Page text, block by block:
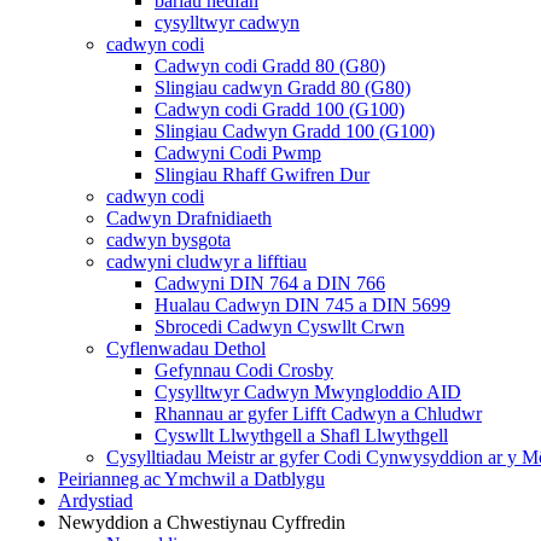
cysylltwyr cadwyn
cadwyn codi
Cadwyn codi Gradd 80 (G80)
Slingiau cadwyn Gradd 80 (G80)
Cadwyn codi Gradd 100 (G100)
Slingiau Cadwyn Gradd 100 (G100)
Cadwyni Codi Pwmp
Slingiau Rhaff Gwifren Dur
cadwyn codi
Cadwyn Drafnidiaeth
cadwyn bysgota
cadwyni cludwyr a lifftiau
Cadwyni DIN 764 a DIN 766
Hualau Cadwyn DIN 745 a DIN 5699
Sbrocedi Cadwyn Cyswllt Crwn
Cyflenwadau Dethol
Gefynnau Codi Crosby
Cysylltwyr Cadwyn Mwyngloddio AID
Rhannau ar gyfer Lifft Cadwyn a Chludwr
Cyswllt Llwythgell a Shafl Llwythgell
Cysylltiadau Meistr ar gyfer Codi Cynwysyddion ar y
Peirianneg ac Ymchwil a Datblygu
Ardystiad
Newyddion a Chwestiynau Cyffredin